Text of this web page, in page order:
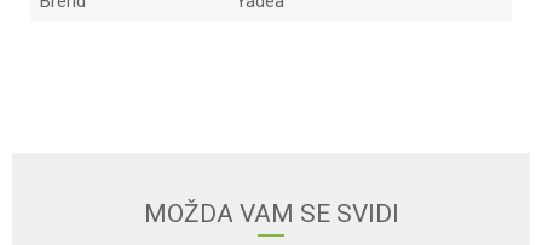
MOŽDA VAM SE SVIDI